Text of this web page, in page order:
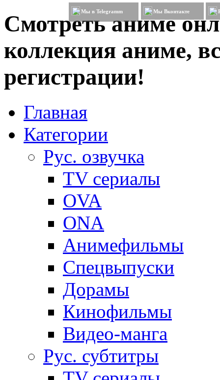
Смотреть аниме
коллекция аниме,
регистрации!
Мы в Telegramm Мы Вконтакте
Главная
Категории
Рус. озвучка
TV сериалы
OVA
ONA
Анимефильмы
Спецвыпуски
Дорамы
Кинофильмы
Видео-манга
Рус. субтитры